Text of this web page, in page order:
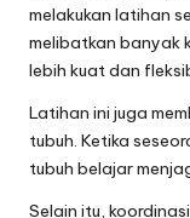
melakukan latihan
melibatkan banyak
lebih kuat dan
Latihan ini juga
tubuh. Ketika
tubuh belajar
Selain itu,